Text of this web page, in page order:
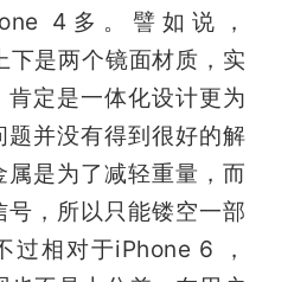
4多。譬如说，
是两个镜面材质，实
肯定是一体化设计更为
题并没有得到很好的解
属是为了减轻重量，而
，所以只能镂空一部
过相对于iPhone 6 ，